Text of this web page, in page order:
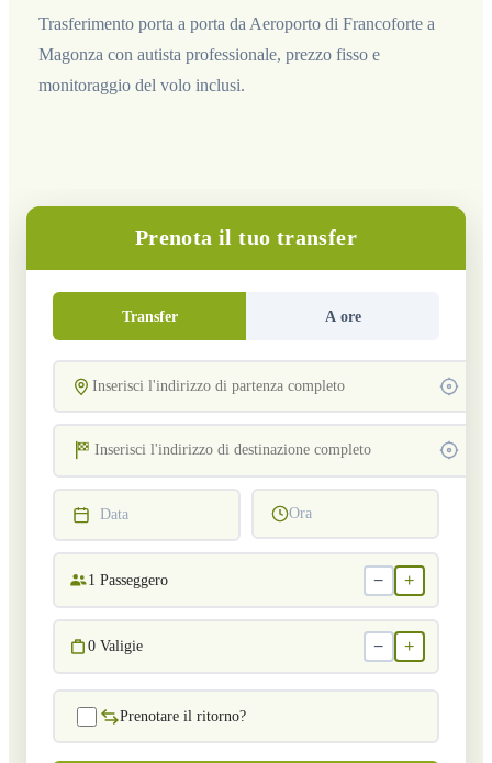
Trasferimento porta a porta da Aeroporto di Francoforte a
Magonza con autista professionale, prezzo fisso e
monitoraggio del volo inclusi.
Prenota il tuo transfer
Transfer A ore
Data Ora
1 Passeggero − +
0 Valigie − +
Prenotare il ritorno?